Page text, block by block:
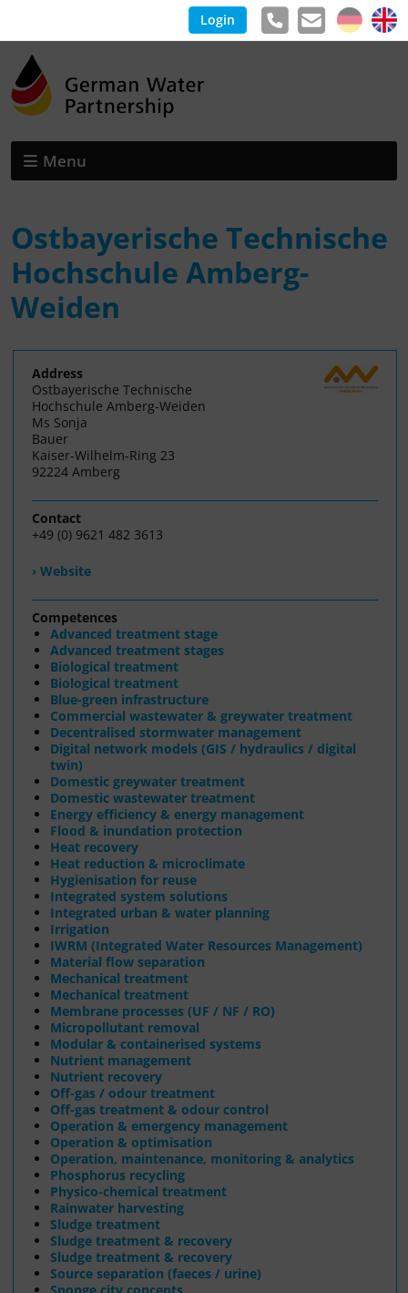
Login
Menu
Ostbayerische Technische
Hochschule Amberg-
Weiden
Address
Ostbayerische Technische
Hochschule Amberg-Weiden
Ms Sonja
Bauer
Kaiser-Wilhelm-Ring 23
92224 Amberg
Contact
+49 (0) 9621 482 3613
› Website
Competences
Advanced treatment stage
Advanced treatment stages
Biological treatment
Biological treatment
Blue-green infrastructure
Commercial wastewater & greywater treatment
Decentralised stormwater management
Digital network models (GIS / hydraulics / digital
twin)
Domestic greywater treatment
Domestic wastewater treatment
Energy efficiency & energy management
Flood & inundation protection
Heat recovery
Heat reduction & microclimate
Hygienisation for reuse
Integrated system solutions
Integrated urban & water planning
Irrigation
IWRM (Integrated Water Resources Management)
Material flow separation
Mechanical treatment
Mechanical treatment
Membrane processes (UF / NF / RO)
Micropollutant removal
Modular & containerised systems
Nutrient management
Nutrient recovery
Off-gas / odour treatment
Off-gas treatment & odour control
Operation & emergency management
Operation & optimisation
Operation, maintenance, monitoring & analytics
Phosphorus recycling
Physico-chemical treatment
Rainwater harvesting
Sludge treatment
Sludge treatment & recovery
Sludge treatment & recovery
Source separation (faeces / urine)